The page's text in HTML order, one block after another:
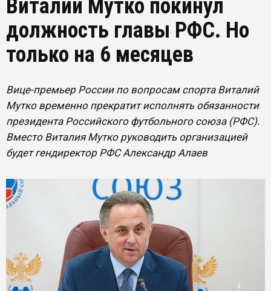
Виталий Мутко покинул
должность главы РФС. Но
только на 6 месяцев
Вице-премьер России по вопросам спорта Виталий
Мутко временно прекратит исполнять обязанности
президента Российского футбольного союза (РФС).
Вместо Виталия Мутко руководить организацией
будет гендиректор РФС Александр Алаев